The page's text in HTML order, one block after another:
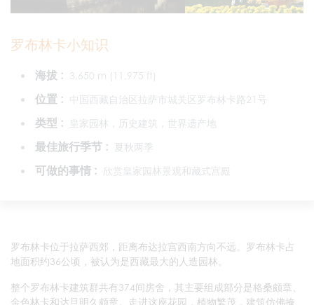
罗布林卡小知识
海拔 : 3,650 m (11,975 ft)
位置 : 中国西藏自治区拉萨市城关区罗布林卡路21号
类型 : 皇家园林，历史建筑，世界遗产地
最佳旅行季节 : 夏秋两季
可做的事情 : 欣赏皇家园林景观和藏式宫殿
罗布林卡位于拉萨西郊，距离布达拉宫西南方向不远。罗布林卡占
地面积约36公顷，被认为是西藏最大的人造园林。
整个罗布林卡建筑群共有374间房舍，其主要组成部分是格桑颇章、
金色林卡和达旦明久颇章。走进这座花园，植物繁茂，建筑仿佛掩